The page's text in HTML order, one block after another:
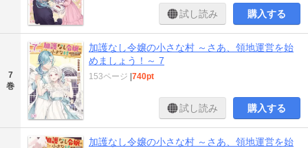
試し読み 購入する
7
巻
加護なし令嬢の小さな村 ～さあ、領地運営を始
めましょう！～ 7
153ページ |740pt
試し読み 購入する
加護なし令嬢の小さな村 ～さあ、領地運営を始